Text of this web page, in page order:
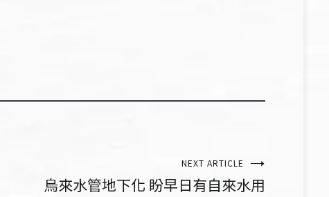
NEXT ARTICLE
烏來水管地下化 盼早日有自來水用